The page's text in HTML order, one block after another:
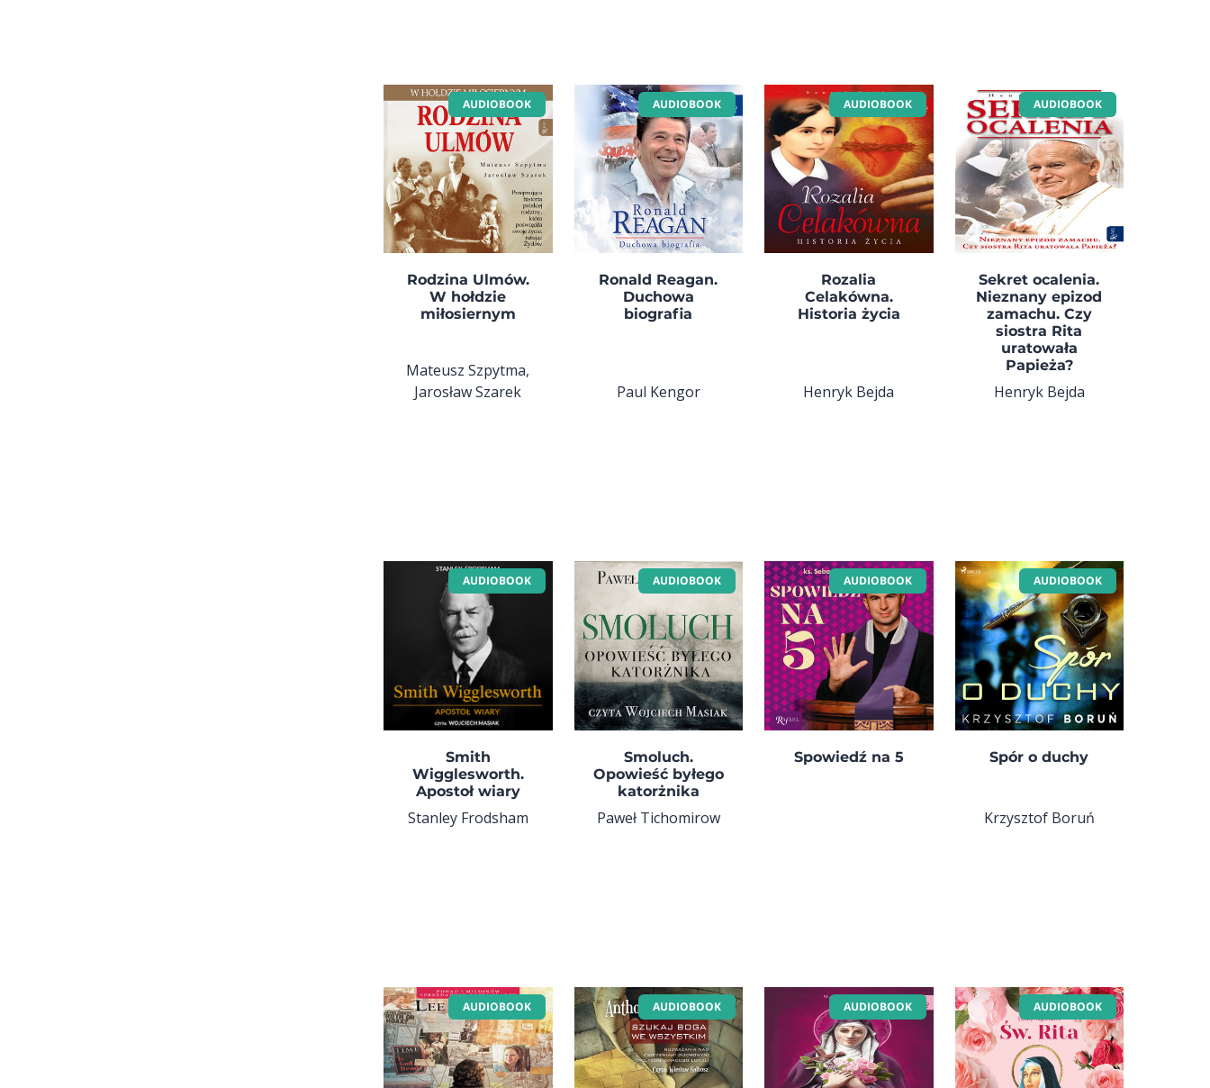
AUDIOBOOK
Rodzina Ulmów.
W hołdzie
miłosiernym
Mateusz Szpytma,
Jarosław Szarek
AUDIOBOOK
Ronald Reagan.
Duchowa
biografia
Paul Kengor
AUDIOBOOK
Rozalia
Celakówna.
Historia życia
Henryk Bejda
AUDIOBOOK
Sekret ocalenia.
Nieznany epizod
zamachu. Czy
siostra Rita
uratowała
Papieża?
Henryk Bejda
AUDIOBOOK
Smith
Wigglesworth.
Apostoł wiary
Stanley Frodsham
AUDIOBOOK
Smoluch.
Opowieść byłego
katorżnika
Paweł Tichomirow
AUDIOBOOK
Spowiedź na 5
AUDIOBOOK
Spór o duchy
Krzysztof Boruń
AUDIOBOOK AUDIOBOOK AUDIOBOOK AUDIOBOOK